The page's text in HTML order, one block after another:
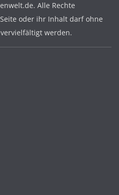
Alle Rechte
oder ihr Inhalt darf ohne
werden.